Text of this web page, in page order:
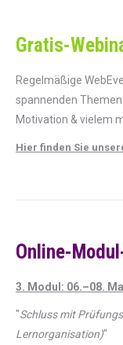
Gratis-
Regelmäßige
spannenden Themen
Motivation & vielem
Hier finden Sie
Online-
3. Modul: 06.–08.
"Schluss mit
Lernorganisation)"